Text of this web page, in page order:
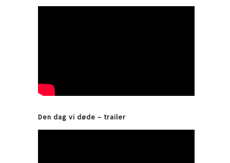
Den dag vi døde – trailer